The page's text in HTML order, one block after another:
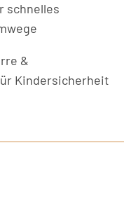
schnelles
&
Kindersicherheit